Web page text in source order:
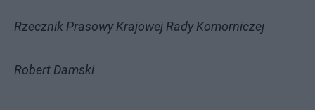
Rzecznik Prasowy Krajowej Rady Komorniczej
Robert Damski